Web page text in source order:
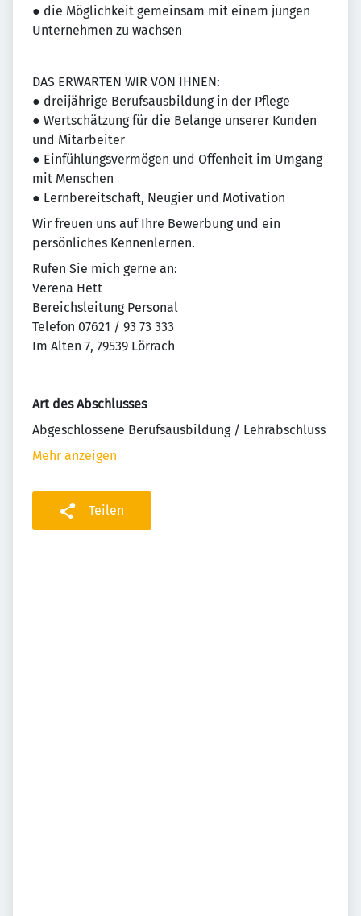
● die Möglichkeit gemeinsam mit einem jungen
Unternehmen zu wachsen
DAS ERWARTEN WIR VON IHNEN:
● dreijährige Berufsausbildung in der Pflege
● Wertschätzung für die Belange unserer Kunden
und Mitarbeiter
● Einfühlungsvermögen und Offenheit im Umgang
mit Menschen
● Lernbereitschaft, Neugier und Motivation
Wir freuen uns auf Ihre Bewerbung und ein
persönliches Kennenlernen.
Rufen Sie mich gerne an:
Verena Hett
Bereichsleitung Personal
Telefon 07621 / 93 73 333
Im Alten 7, 79539 Lörrach
Art des Abschlusses
Abgeschlossene Berufsausbildung / Lehrabschluss
Mehr anzeigen
Teilen